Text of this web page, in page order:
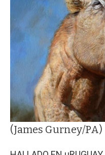
(James Gurney/PA)